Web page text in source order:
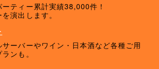
ティー累計実績38,000件！
演出します。
ーバーやワイン・日本酒など各種ご用
ンも。